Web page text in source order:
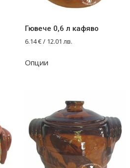
Гювече 0,6 л кафяво
6.14€/ 12.01 лв.
Опции